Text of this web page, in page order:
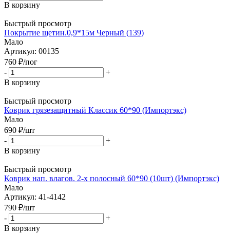
В корзину
Быстрый просмотр
Покрытие щетин.0,9*15м Черный (139)
Мало
Артикул: 00135
760 ₽/пог
-
+
В корзину
Быстрый просмотр
Коврик грязезащитный Классик 60*90 (Импортэкс)
Мало
690 ₽/шт
-
+
В корзину
Быстрый просмотр
Коврик нап. влагов. 2-х полосный 60*90 (10шт) (Импортэкс)
Мало
Артикул: 41-4142
790 ₽/шт
-
+
В корзину